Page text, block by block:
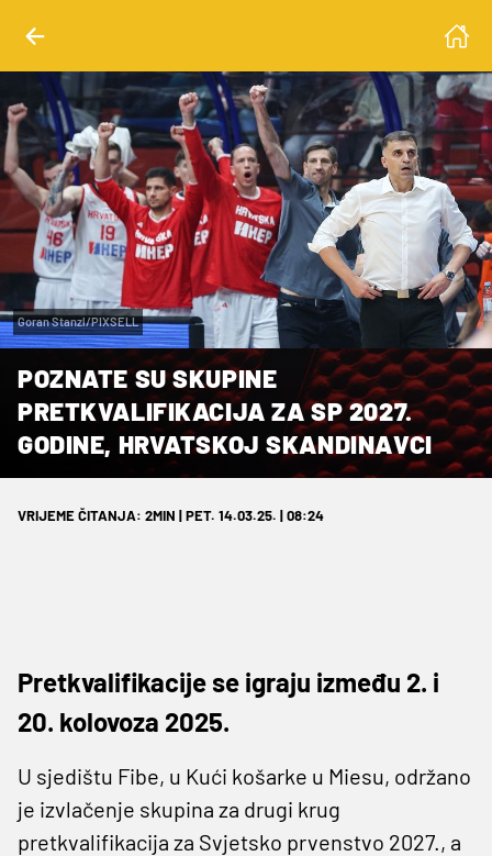
Goran Stanzl/PIXSELL
POZNATE SU SKUPINE
PRETKVALIFIKACIJA ZA SP 2027.
GODINE, HRVATSKOJ SKANDINAVCI
VRIJEME ČITANJA: 2MIN | PET. 14.03.25. | 08:24
Pretkvalifikacije se igraju između 2. i
20. kolovoza 2025.
U sjedištu Fibe, u Kući košarke u Miesu, održano
je izvlačenje skupina za drugi krug
pretkvalifikacija za Svjetsko prvenstvo 2027., a